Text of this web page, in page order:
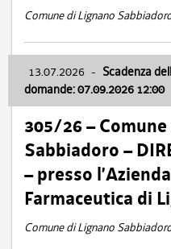
Comune di Lignano
13.07.2026 - Scadenza
domande: 07.09.2026 12:00
305/26 –
Sabbiadoro –
– presso
Farmaceutica di
Comune di Lignano